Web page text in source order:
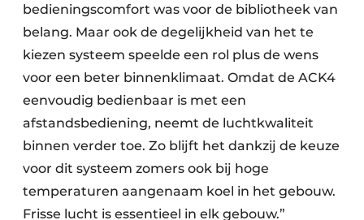
bedieningscomfort was voor de bibliotheek van
belang. Maar ook de degelijkheid van het te
kiezen systeem speelde een rol plus de wens
voor een beter binnenklimaat. Omdat de ACK4
eenvoudig bedienbaar is met een
afstandsbediening, neemt de luchtkwaliteit
binnen verder toe. Zo blijft het dankzij de keuze
voor dit systeem zomers ook bij hoge
temperaturen aangenaam koel in het gebouw.
Frisse lucht is essentieel in elk gebouw.”